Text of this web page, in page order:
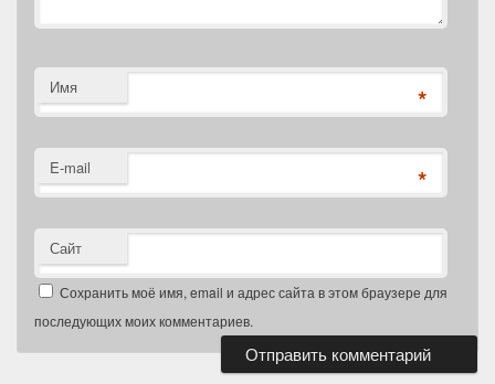
Имя *
E-mail *
Сайт
Сохранить моё имя, email и адрес сайта в этом браузере для
последующих моих комментариев.